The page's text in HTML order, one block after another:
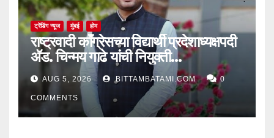
ट्रेंडिंग न्यूज मुंबई होम
राष्ट्रवादी काँग्रेसच्या विद्यार्थी प्रदेशाध्यक्षपदी
ॲड. चिन्मय गाढे यांची नियुक्ती…
AUG 5, 2026 BITTAMBATAMI.COM 0
COMMENTS